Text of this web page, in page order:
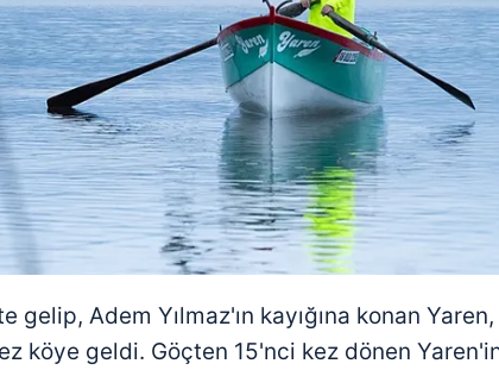
gelip, Adem Yılmaz'ın kayığına konan Yaren,
köye geldi. Göçten 15'nci kez dönen